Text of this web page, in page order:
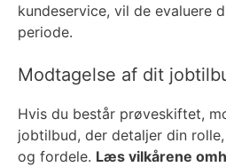
kundeservice, vil de evaluere
periode.
Modtagelse af dit
Hvis du består prøveskiftet,
jobtilbud, der detaljer din
og fordele. Læs vilkårene